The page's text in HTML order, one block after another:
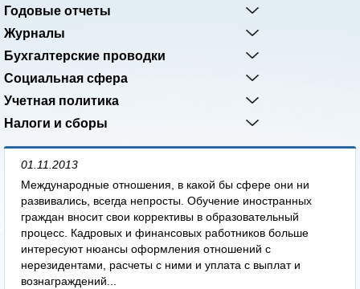
Годовые отчеты
Журналы
Бухгалтерские проводки
Социальная сфера
Учетная политика
Налоги и сборы
01.11.2013
Международные отношения, в какой бы сфере они ни
развивались, всегда непросты. Обучение иностранных
граждан вносит свои коррективы в образовательный
процесс. Кадровых и финансовых работников больше
интересуют нюансы оформления отношений с
нерезидентами, расчеты с ними и уплата с выплат и
вознаграждений...